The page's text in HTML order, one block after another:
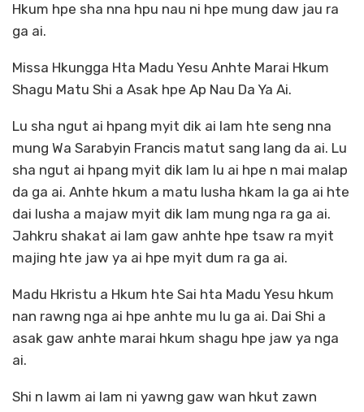
Hkum hpe sha nna hpu nau ni hpe mung daw jau ra
ga ai.
Missa Hkungga Hta Madu Yesu Anhte Marai Hkum
Shagu Matu Shi a Asak hpe Ap Nau Da Ya Ai.
Lu sha ngut ai hpang myit dik ai lam hte seng nna
mung Wa Sarabyin Francis matut sang lang da ai. Lu
sha ngut ai hpang myit dik lam lu ai hpe n mai malap
da ga ai. Anhte hkum a matu lusha hkam la ga ai hte
dai lusha a majaw myit dik lam mung nga ra ga ai.
Jahkru shakat ai lam gaw anhte hpe tsaw ra myit
majing hte jaw ya ai hpe myit dum ra ga ai.
Madu Hkristu a Hkum hte Sai hta Madu Yesu hkum
nan rawng nga ai hpe anhte mu lu ga ai. Dai Shi a
asak gaw anhte marai hkum shagu hpe jaw ya nga
ai.
Shi n lawm ai lam ni yawng gaw wan hkut zawn